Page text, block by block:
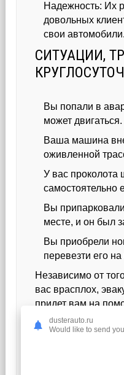
Надежность: Их
довольных
свои автомобили.
СИТУАЦИИ,
Вы попали в
может двигаться.
Ваша машина
оживленной
У вас
самостоятельно
Вы
месте, и он был
Вы приобрели
перевезти его
Независимо от
вас врасплох,
придет вам на
поломки или
любой момент, и
максимально
dusterauto.ru
Would like to send